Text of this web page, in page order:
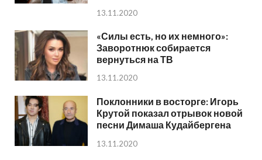
13.11.2020
«Силы есть, но их немного»:
Заворотнюк собирается
вернуться на ТВ
13.11.2020
Поклонники в восторге: Игорь
Крутой показал отрывок новой
песни Димаша Кудайбергена
13.11.2020